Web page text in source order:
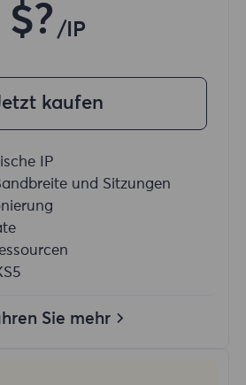
$? /IP
kaufen
IP
und Sitzungen
Sie mehr